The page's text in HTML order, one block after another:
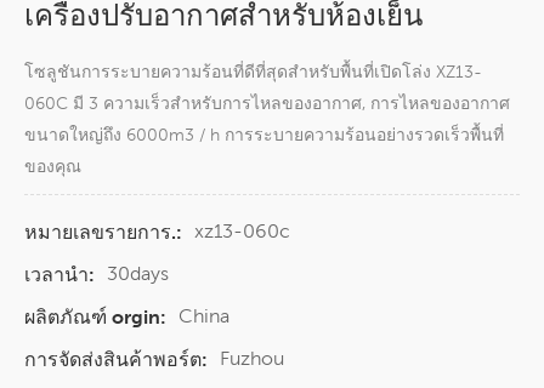
เครื่องปรับอากาศสำหรับห้องเย็น
โซลูชันการระบายความร้อนที่ดีที่สุดสำหรับพื้นที่เปิดโล่ง XZ13-
060C มี 3 ความเร็วสำหรับการไหลของอากาศ, การไหลของอากาศ
ขนาดใหญ่ถึง 6000m3 / h การระบายความร้อนอย่างรวดเร็วพื้นที่
ของคุณ
หมายเลขรายการ.: xz13-060c
เวลานำ:
30days
ผลิตภัณฑ์ orgin:
China
การจัดส่งสินค้าพอร์ต:
Fuzhou